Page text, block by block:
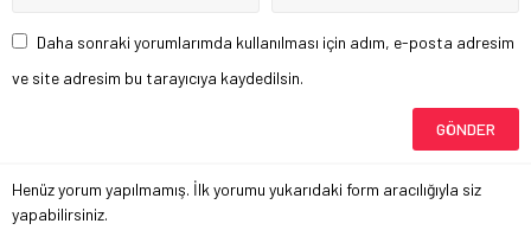
Daha sonraki yorumlarımda kullanılması için adım, e-posta adresim
ve site adresim bu tarayıcıya kaydedilsin.
Henüz yorum yapılmamış. İlk yorumu yukarıdaki form aracılığıyla siz
yapabilirsiniz.